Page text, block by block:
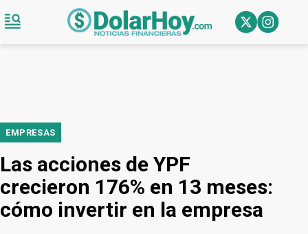
EMPRESAS
Las acciones de YPF
crecieron 176% en 13 meses:
cómo invertir en la empresa